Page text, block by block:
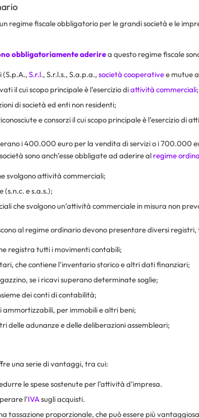
regime fiscale obbligatorio per le grandi società e le
obbligatoriamente aderirea questo regime fiscale
(S.p.A., S.r.l., S.r.l.s., S.a.p.a., società cooperativee mutue
il cui scopo principale è l’esercizio diattività commerciali;
di società ed enti non residenti;
e consorzi il cui scopo principale è l’esercizio di
i 400.000 euro per la vendita di servizi o i 700.000
sono anch’esse obbligate ad aderire al regime
svolgono attività commerciali;
(s.n.c. e s.a.s.);
che svolgono un’attività commerciale in misura non
al regime ordinario devono presentare diversi registri,
registra tutti i movimenti contabili;
che contiene l’inventario storico e altri dati finanziari;
se i ricavi superano determinate soglie;
dei conti di contabilità;
ammortizzabili, per immobili e altri beni;
delle adunanze e delle deliberazioni assembleari;
una serie di vantaggi, tra cui:
le spese sostenute per l’attività d’impresa.
l’IVAsugli acquisti.
tassazione proporzionale, che può essere più